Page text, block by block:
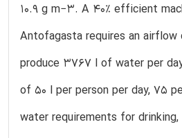
10.9 g m−3. A 40% efficient
Antofagasta requires an airflow
produce 3767 l of water per
of 50 l per person per day, 75
water requirements for